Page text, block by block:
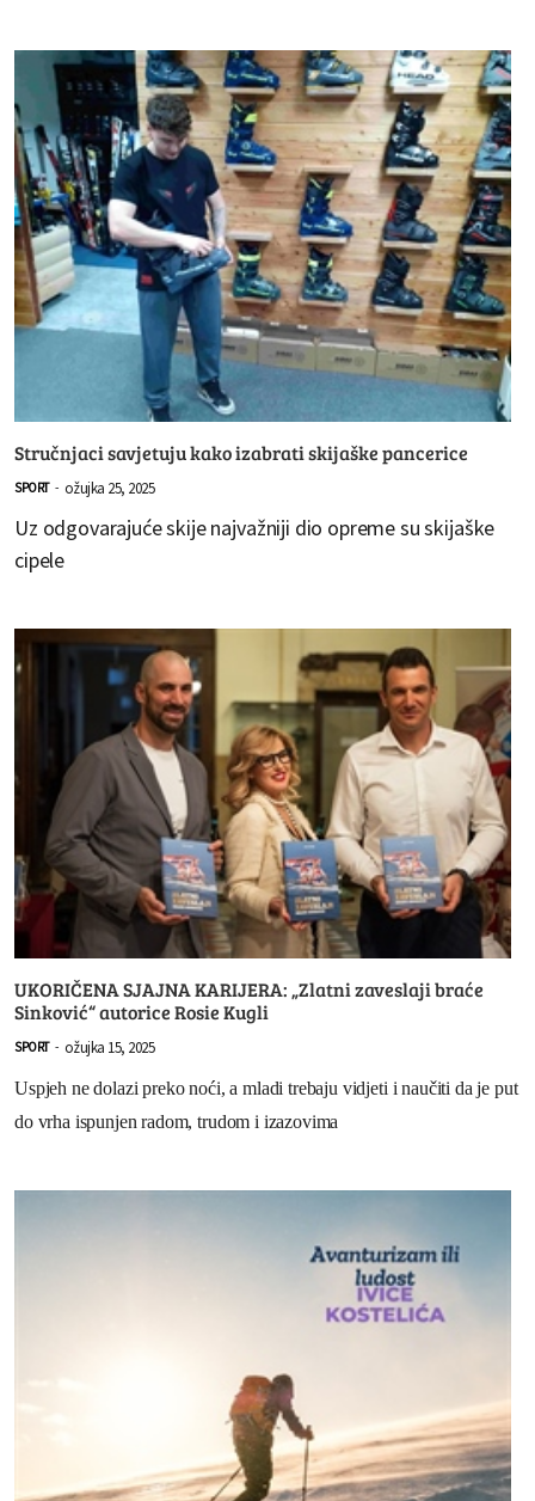
Stručnjaci savjetuju kako izabrati skijaške pancerice
SPORT - ožujka 25, 2025
Uz odgovarajuće skije najvažniji dio opreme su skijaške
cipele
UKORIČENA SJAJNA KARIJERA: „Zlatni zaveslaji braće
Sinković“ autorice Rosie Kugli
SPORT - ožujka 15, 2025
Uspjeh ne dolazi preko noći, a mladi trebaju vidjeti i naučiti da je put
do vrha ispunjen radom, trudom i izazovima